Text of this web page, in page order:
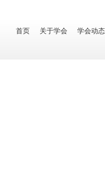
首页 关于学会 学会动态